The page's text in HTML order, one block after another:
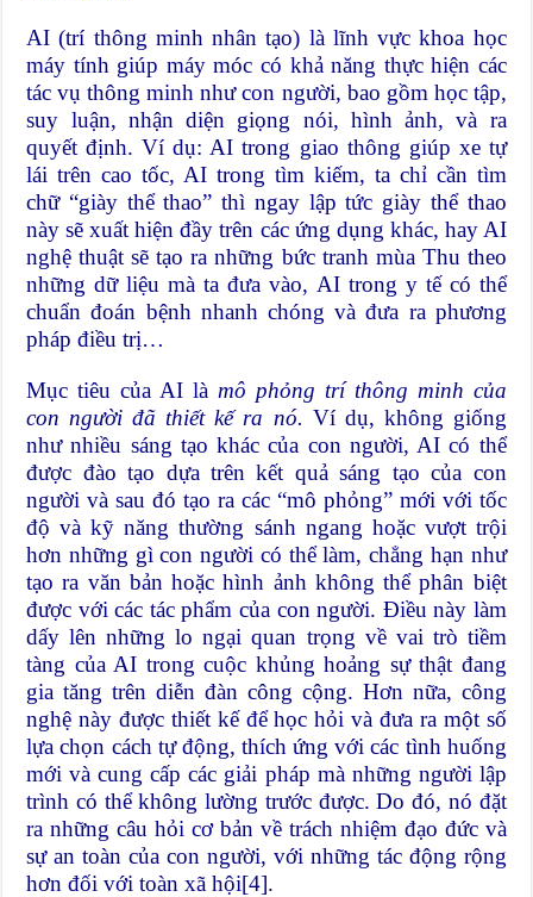
AI (trí thông minh nhân tạo) là lĩnh vực khoa học
máy tính giúp máy móc có khả năng thực hiện các
tác vụ thông minh như con người, bao gồm học tập,
suy luận, nhận diện giọng nói, hình ảnh, và ra
quyết định. Ví dụ: AI trong giao thông giúp xe tự
lái trên cao tốc, AI trong tìm kiếm, ta chỉ cần tìm
chữ “giày thể thao” thì ngay lập tức giày thể thao
này sẽ xuất hiện đầy trên các ứng dụng khác, hay AI
nghệ thuật sẽ tạo ra những bức tranh mùa Thu theo
những dữ liệu mà ta đưa vào, AI trong y tế có thể
chuẩn đoán bệnh nhanh chóng và đưa ra phương
pháp điều trị…
Mục tiêu của AI là mô phỏng trí thông minh của
con người đã thiết kế ra nó. Ví dụ, không giống
như nhiều sáng tạo khác của con người, AI có thể
được đào tạo dựa trên kết quả sáng tạo của con
người và sau đó tạo ra các “mô phỏng” mới với tốc
độ và kỹ năng thường sánh ngang hoặc vượt trội
hơn những gì con người có thể làm, chẳng hạn như
tạo ra văn bản hoặc hình ảnh không thể phân biệt
được với các tác phẩm của con người. Điều này làm
dấy lên những lo ngại quan trọng về vai trò tiềm
tàng của AI trong cuộc khủng hoảng sự thật đang
gia tăng trên diễn đàn công cộng. Hơn nữa, công
nghệ này được thiết kế để học hỏi và đưa ra một số
lựa chọn cách tự động, thích ứng với các tình huống
mới và cung cấp các giải pháp mà những người lập
trình có thể không lường trước được. Do đó, nó đặt
ra những câu hỏi cơ bản về trách nhiệm đạo đức và
sự an toàn của con người, với những tác động rộng
hơn đối với toàn xã hội[4].